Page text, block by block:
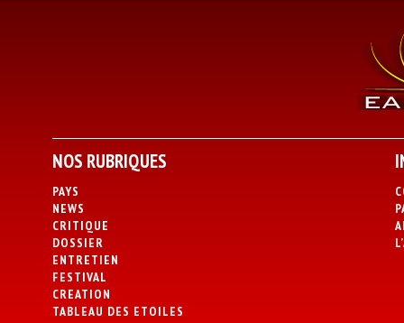
NOS RUBRIQUES
PAYS
NEWS
CRITIQUE
DOSSIER
ENTRETIEN
FESTIVAL
CREATION
TABLEAU DES ETOILES